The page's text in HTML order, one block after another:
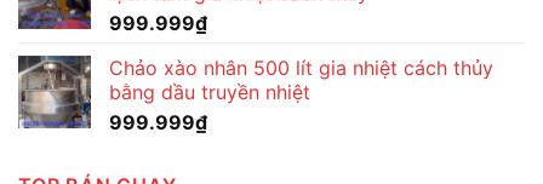
999.999₫
Chảo xào nhân 500 lít gia nhiệt cách thủy
bằng dầu truyền nhiệt
999.999₫